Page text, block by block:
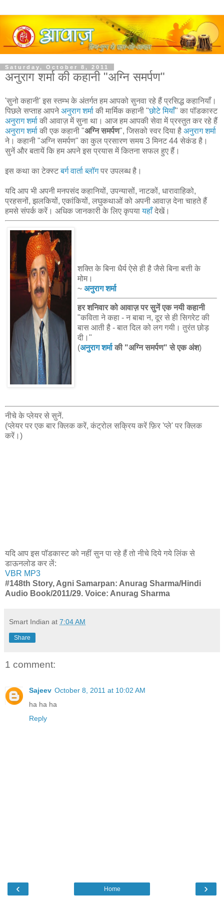
Saturday, October 8, 2011
अनुराग शर्मा की कहानी "अग्नि समर्पण"
'सुनो कहानी' इस स्तम्भ के अंतर्गत हम आपको सुनवा रहे हैं प्रसिद्ध कहानियाँ।
पिछले सप्ताह आपनेअनुराग शर्मा की मार्मिक कहानी "छोटे मियाँ" का पॉडकास्ट
अनुराग शर्मा की आवाज़ में सुना था। आज हम आपकी सेवा में प्रस्तुत कर रहे हैं
अनुराग शर्मा की एक कहानी "अग्नि समर्पण", जिसको स्वर दिया है अनुराग शर्मा
ने। कहानी "अग्नि समर्पण" का कुल प्रसारण समय 3 मिनट 44 सेकंड है।
सुनें और बतायें कि हम अपने इस प्रयास में कितना सफल हुए हैं।
इस कथा का टेक्स्टबर्ग वार्ता ब्लॉगपर उपलब्ध है।
यदि आप भी अपनी मनपसंद कहानियों, उपन्यासों, नाटकों, धारावाहिको,
प्रहसनों, झलकियों, एकांकियों, लघुकथाओं को अपनी आवाज़ देना चाहते हैं
हमसे संपर्क करें। अधिक जानकारी के लिए कृपयायहाँदेखें।
शक्ति के बिना धैर्य ऐसे ही है जैसे बिना बत्ती के
मोम।
~ अनुराग शर्मा
हर शनिवार को आवाज़ पर सुनें एक नयी कहानी
"कविता ने कहा - न बाबा न, दूर से ही सिगरेट की
बास आती है - बात दिल को लग गयी। तुरंत छोड़
दी।"
(अनुराग शर्माकी "अग्नि समर्पण" से एक अंश)
नीचे के प्लेयर से सुनें.
(प्लेयर पर एक बार क्लिक करें, कंट्रोल सक्रिय करें फ़िर 'प्ले' पर क्लिक
करें।)
यदि आप इस पॉडकास्ट को नहीं सुन पा रहे हैं तो नीचे दिये गये लिंक से
डाऊनलोड कर लें:
VBR MP3
#148th Story, Agni Samarpan: Anurag Sharma/Hindi
Audio Book/2011/29. Voice: Anurag Sharma
Smart Indian at 7:04 AM
Share
1 comment:
Sajeev October 8, 2011 at 10:02 AM
ha ha ha
Reply
‹ ›
Home